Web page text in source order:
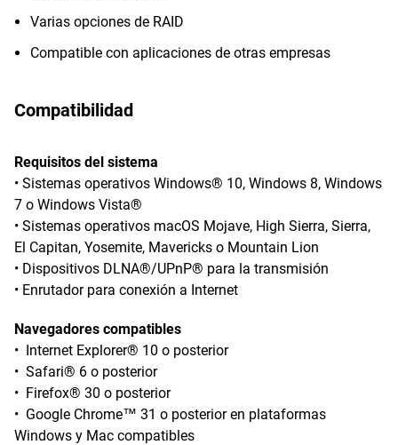
Varias opciones de RAID
Compatible con aplicaciones de otras empresas
Compatibilidad
Requisitos del sistema
• Sistemas operativos Windows® 10, Windows 8, Windows
7 o Windows Vista®
• Sistemas operativos macOS Mojave, High Sierra, Sierra,
El Capitan, Yosemite, Mavericks o Mountain Lion
• Dispositivos DLNA®/UPnP® para la transmisión
• Enrutador para conexión a Internet
Navegadores compatibles
• Internet Explorer® 10 o posterior
• Safari® 6 o posterior
• Firefox® 30 o posterior
• Google Chrome™ 31 o posterior en plataformas
Windows y Mac compatibles